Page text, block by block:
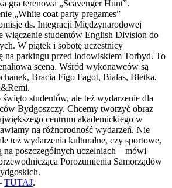
gra terenowa „Scavenger Hunt”.
„White coat party pregames”
ds. Integracji Międzynarodowej
włączenie studentów English Division do
W piątek i sobotę uczestnicy
na parkingu przed lodowiskiem Torbyd. To
scena. Wśród wykonawców są
Bracia Figo Fagot, Białas, Bletka,
studentów, ale też wydarzenie dla
Bydgoszczy. Chcemy tworzyć obraz
centrum akademickiego w
na różnorodność wydarzeń. Nie
też wydarzenia kulturalne, czy sportowe,
na poszczególnych uczelniach – mówi
Porozumienia Samorządów
TUTAJ.